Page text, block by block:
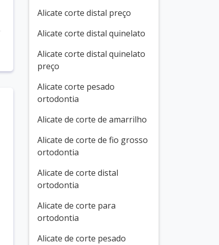
Alicate corte distal preço
Alicate corte distal quinelato
Alicate corte distal quinelato
preço
Alicate corte pesado
ortodontia
Alicate de corte de amarrilho
Alicate de corte de fio grosso
ortodontia
Alicate de corte distal
ortodontia
Alicate de corte para
ortodontia
Alicate de corte pesado